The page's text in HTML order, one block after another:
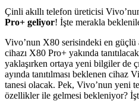
Çinli akıllı telefon üreticisi
Pro+ geliyor! İşte merakla
Vivo’nun X80 serisindeki en güçlü
cihazı X80 Pro+ yakında
yaklaşırken ortaya yeni bilgiler de
ayında tanıtılması beklenen cihaz
tanesi olacak. Pek, Vivo’nun yeni
özellikler ile gelmesi bekleniyor?